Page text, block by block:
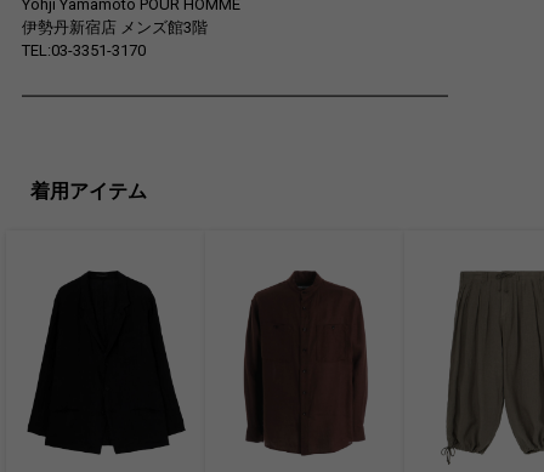
Yohji Yamamoto POUR HOMME
伊勢丹新宿店 メンズ館3階
TEL:03-3351-3170
━━━━━━━━━━━━━━━━━━━━━━━━━━━
着用アイテム